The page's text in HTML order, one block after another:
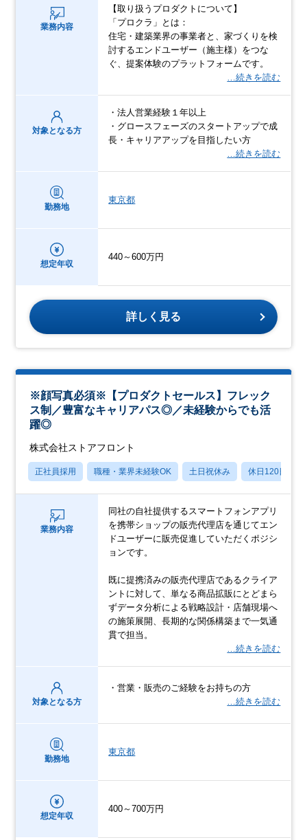
業務内容
【取り扱うプロダクトについて】
「プロクラ」とは：
住宅・建築業界の事業者と、家づくりを検
討するエンドユーザー（施主様）をつな
ぐ、提案体験のプラットフォームです。
…続きを読む
対象となる方
・法人営業経験１年以上
・グロースフェーズのスタートアップで成
長・キャリアアップを目指したい方
…続きを読む
勤務地
東京都
想定年収
440～600万円
詳しく見る
※顔写真必須※【プロダクトセールス】フレック
ス制／豊富なキャリアパス◎／未経験からでも活
躍◎
株式会社ストアフロント
正社員採用 職種・業界未経験OK 土日祝休み 休日120日以上
業務内容
同社の自社提供するスマートフォンアプリ
を携帯ショップの販売代理店を通じてエン
ドユーザーに販売促進していただくポジシ
ョンです。
既に提携済みの販売代理店であるクライア
ントに対して、単なる商品拡販にとどまら
ずデータ分析による戦略設計・店舗現場へ
の施策展開、長期的な関係構築まで一気通
貫で担当。
…続きを読む
対象となる方
・営業・販売のご経験をお持ちの方
…続きを読む
勤務地
東京都
想定年収
400～700万円